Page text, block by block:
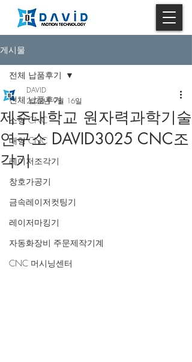
게시물
전체 납품후기
소형 CNC
대형 CNC
레이저조각기
창호가공기
금속레이저컷팅기
레이저마킹기
자동화장비 주문제작기계
CNC 머시닝센터
전체 납품후기
제주대학교 원자력과학기술
연구소 DAVID3025 CNC조
각기
DAVID
2022년 9월 16일